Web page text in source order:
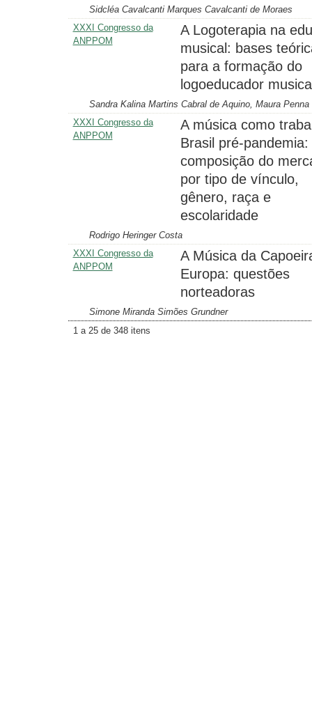
Sidcléa Cavalcanti Marques Cavalcanti de Moraes
XXXI Congresso da
ANPPOM
A Logoterapia na
musical: bases
para a formação do
logoeducador
Sandra Kalina Martins Cabral de Aquino, Maura Penna
XXXI Congresso da
ANPPOM
A música como
Brasil pré-pandemia:
composição do
por tipo de vínculo,
gênero, raça e
escolaridade
Rodrigo Heringer Costa
XXXI Congresso da
ANPPOM
A Música da
Europa: questões
norteadoras
Simone Miranda Simões Grundner
1 a 25 de 348 itens